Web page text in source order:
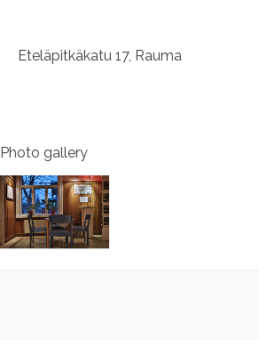
Eteläpitkäkatu 17 Rauma
Photo gallery